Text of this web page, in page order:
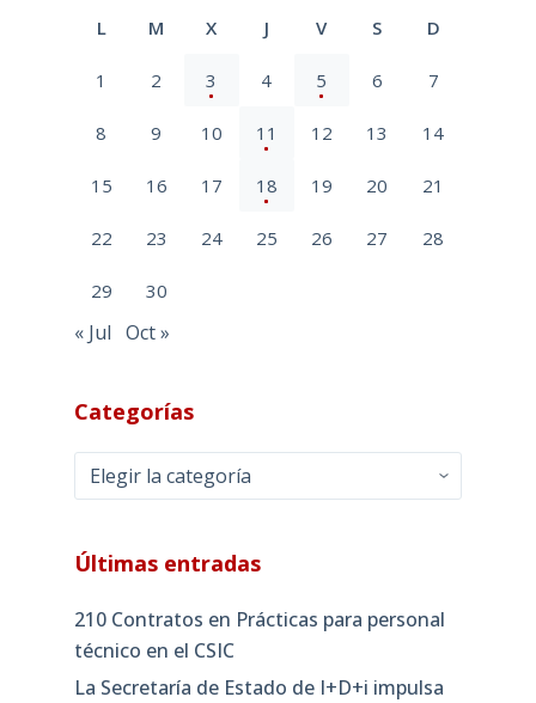
L M X J V S D
1 2 3 4 5 6 7
8 9 10 11 12 13 14
15 16 17 18 19 20 21
22 23 24 25 26 27 28
29 30
« Jul Oct »
Categorías
Categorías
Últimas entradas
210 Contratos en Prácticas para personal
técnico en el CSIC
La Secretaría de Estado de I+D+i impulsa